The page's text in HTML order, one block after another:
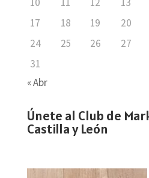
17
18 19 20
24
25 26 27
31
« Abr
Únete al Club de
Castilla y León